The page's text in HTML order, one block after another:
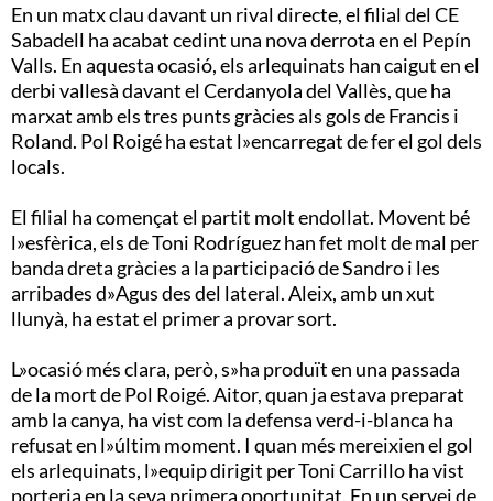
En un matx clau davant un rival directe, el filial del CE
Sabadell ha acabat cedint una nova derrota en el Pepín
Valls. En aquesta ocasió, els arlequinats han caigut en el
derbi vallesà davant el Cerdanyola del Vallès, que ha
marxat amb els tres punts gràcies als gols de Francis i
Roland. Pol Roigé ha estat l»encarregat de fer el gol dels
locals.
El filial ha començat el partit molt endollat. Movent bé
l»esfèrica, els de Toni Rodríguez han fet molt de mal per
banda dreta gràcies a la participació de Sandro i les
arribades d»Agus des del lateral. Aleix, amb un xut
llunyà, ha estat el primer a provar sort.
L»ocasió més clara, però, s»ha produït en una passada
de la mort de Pol Roigé. Aitor, quan ja estava preparat
amb la canya, ha vist com la defensa verd-i-blanca ha
refusat en l»últim moment. I quan més mereixien el gol
els arlequinats, l»equip dirigit per Toni Carrillo ha vist
porteria en la seva primera oportunitat. En un servei de